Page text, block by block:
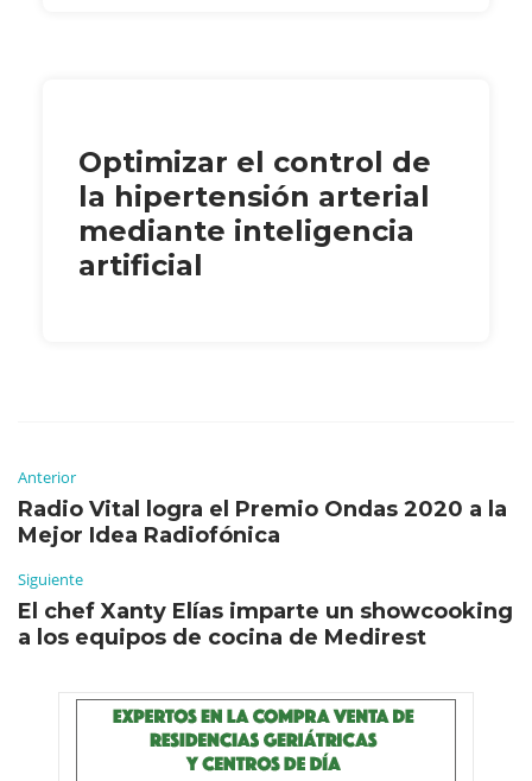
Optimizar el control de
la hipertensión arterial
mediante inteligencia
artificial
Anterior
Radio Vital logra el Premio Ondas 2020 a la
Mejor Idea Radiofónica
Siguiente
El chef Xanty Elías imparte un showcooking
a los equipos de cocina de Medirest